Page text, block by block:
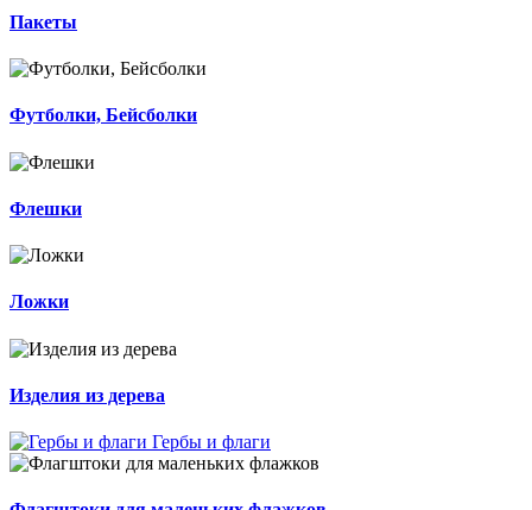
Пакеты
Футболки, Бейсболки
Флешки
Ложки
Изделия из дерева
Гербы и флаги